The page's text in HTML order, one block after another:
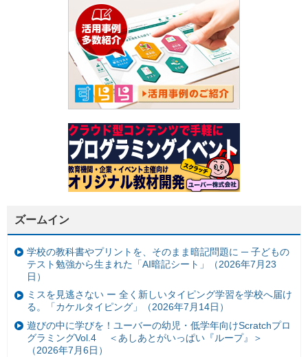
ズームイン
学校の教科書やプリントを、そのまま暗記問題に ─ 子どもの
テスト勉強から生まれた「AI暗記シート」（2026年7月23
日）
ミスを見逃さない ー 全く新しいタイピング学習を学校へ届け
る。「カケルタイピング」（2026年7月14日）
遊びの中に学びを！ユーバーの幼児・低学年向けScratchプロ
グラミングVol.4 ＜あしあとがいっぱい『ループ』＞
（2026年7月6日）